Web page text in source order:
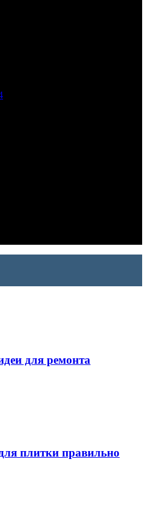
для ремонта
плитки правильно